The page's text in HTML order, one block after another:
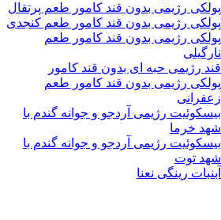
پولکی رژیمی بدون قند کامور طعم پرتقال
پولکی رژیمی بدون قند کامور طعم کنجدی
پولکی رژیمی بدون قند کامور طعم
نارگیلی
قند رژیمی حبه ای بدون قند کامور
پولکی رژیمی بدون قند کامور طعم
زعفرانی
بيسکوئيت رژیمی آردجو و جوانه گندم با
شهد خرما
بيسکوئيت رژیمی آردجو و جوانه گندم با
شهد توت
آبنبات رینگی نعنا